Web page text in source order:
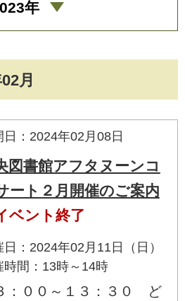
月
日：2024年02月08日
図書館アフタヌーンコ
ート２月開催のご案内
ベント終了
日：2024年02月11日（日）
時間：13時～14時
：００～１３：３０ ど
年